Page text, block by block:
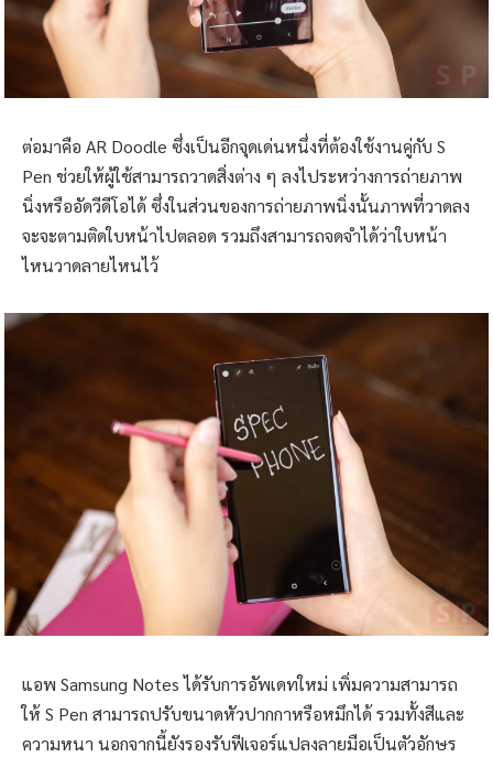
ต่อมาคือ AR Doodle ซึ่งเป็นอีกจุดเด่นหนึ่งที่ต้องใช้งานคู่กับ S
Pen ช่วยให้ผู้ใช้สามารถวาดสิ่งต่าง ๆ ลงไประหว่างการถ่ายภาพ
นิ่งหรืออัดวีดีโอได้ ซึ่งในส่วนของการถ่ายภาพนิ่งนั้นภาพที่วาดลง
จะจะตามติดใบหน้าไปตลอด รวมถึงสามารถจดจำได้ว่าใบหน้า
ไหนวาดลายไหนไว้
แอพ Samsung Notes ได้รับการอัพเดทใหม่ เพิ่มความสามารถ
ให้ S Pen สามารถปรับขนาดหัวปากกาหรือหมึกได้ รวมทั้งสีและ
ความหนา นอกจากนี้ยังรองรับฟีเจอร์แปลงลายมือเป็นตัวอักษร